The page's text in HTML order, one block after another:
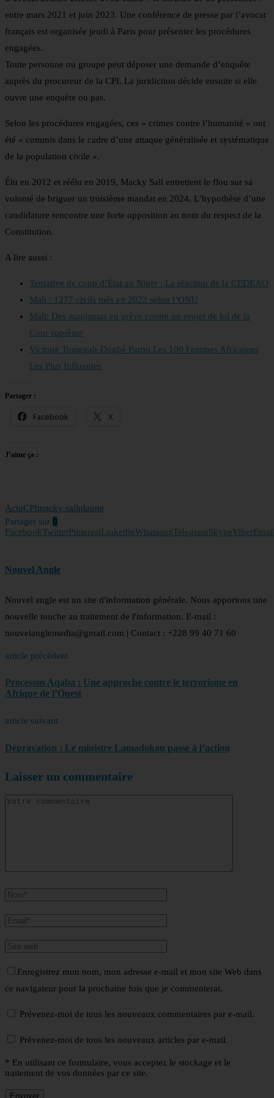
entre mars 2021 et juin 2023. Une conférence de presse par l’avocat
français est organisée jeudi à Paris pour présenter les procédures
engagées.
Toute personne ou groupe peut déposer une demande d’enquête
auprès du procureur de la CPI. La juridiction décide ensuite si elle
ouvre une enquête ou pas.
Selon les procédures engagées, ces « crimes contre l’humanité » ont
été « commis dans le cadre d’une attaque généralisée et systématique
de la population civile ».
Élu en 2012 et réélu en 2019, Macky Sall entretient le flou sur sa
volonté de briguer un troisième mandat en 2024. L’hypothèse d’une
candidature rencontre une forte opposition au nom du respect de la
Constitution.
A lire aussi :
Tentative de coup d’État au Niger : La réaction de la CEDEAO
Mali : 1277 civils tués en 2022 selon l’ONU
Mali: Des magistrats en grève contre un projet de loi de la
Cour suprême
Victoire Tomegah-Dogbé Parmi Les 100 Femmes Africaines
Les Plus Influentes
Partager :
Facebook X
J’aime ça :
ActuCPImacky sallplainte
Partager sur 0
FacebookTwitterPinterestLinkedinWhatsappTelegramSkypeViber
Nouvel Angle
Nouvel angle est un site d'information générale. Nous apportons une
nouvelle touche au traitement de l'information. E-mail :
nouvelanglemedia@gmail.com | Contact : +228 99 40 71 60
article précédent
Processus Aqaba : Une approche contre le terrorisme en
Afrique de l’Ouest
article suivant
Dépravation : Le ministre Lamadokou passe à l’action
Laisser un commentaire
Enregistrez mon nom, mon adresse e-mail et mon site Web dans
ce navigateur pour la prochaine fois que je commenterai.
Prévenez-moi de tous les nouveaux commentaires par e-mail.
Prévenez-moi de tous les nouveaux articles par e-mail.
* En utilisant ce formulaire, vous acceptez le stockage et le
traitement de vos données par ce site.